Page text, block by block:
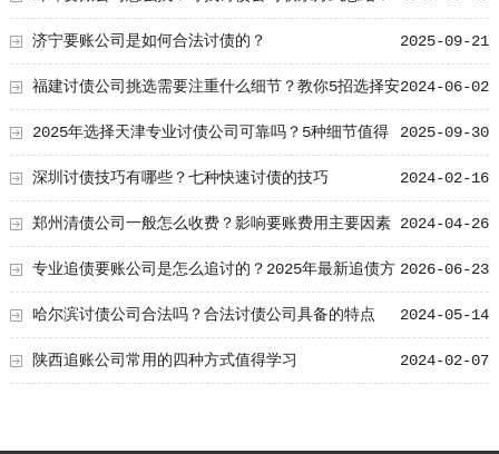
2025-09-21
济宁要账公司是如何合法讨债的？
2024-06-02
福建讨债公司挑选需要注重什么细节？教你5招选择安
全的要账公司！ 2025-09-30
2025年选择天津专业讨债公司可靠吗？5种细节值得
学习！ 2024-02-16
深圳讨债技巧有哪些？七种快速讨债的技巧
2024-04-26
郑州清债公司一般怎么收费？影响要账费用主要因素
2026-06-23
专业追债要账公司是怎么追讨的？2025年最新追债方
式曝光！ 2024-05-14
哈尔滨讨债公司合法吗？合法讨债公司具备的特点
2024-02-07
陕西追账公司常用的四种方式值得学习